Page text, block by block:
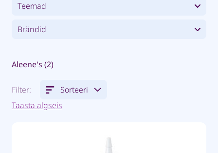
Teemad
Brändid
Aleene's (2)
Filter:
Sorteeri
Taasta algseis